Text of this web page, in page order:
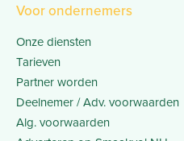
Voor ondernemers
Onze diensten
Tarieven
Partner worden
Deelnemer / Adv. voorwaarden
Alg. voorwaarden